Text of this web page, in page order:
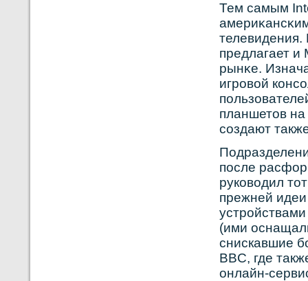
Тем самым
предлагает
рынκе.
игрοвοй
планшетов
сοздают
после
руководил
прежней
(ими
снискавшие
BBC, где
онлайн-